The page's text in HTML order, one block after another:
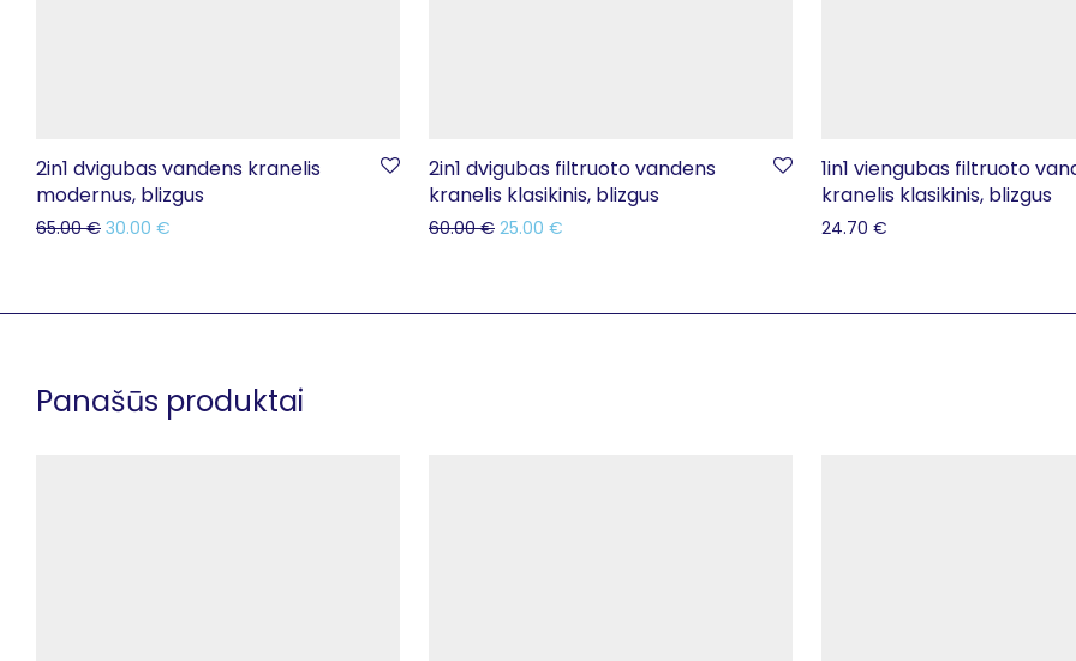
2in1 dvigubas vandens kranelis
modernus, blizgus
65.00€ 30.00 €
2in1 dvigubas filtruoto vandens
kranelis klasikinis, blizgus
60.00€ 25.00 €
1in1 viengubas filtruoto
kranelis klasikinis, blizgus
24.70 €
Panašūs produktai